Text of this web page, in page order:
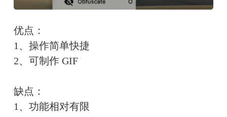
优点：
1、操作简单快捷
2、可制作 GIF
缺点：
1、功能相对有限